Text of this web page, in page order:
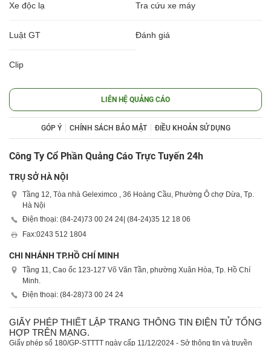
Xe độc lạ Tra cứu xe máy
Luật GT Đánh giá
Clip
LIÊN HỆ QUẢNG CÁO
GÓP Ý CHÍNH SÁCH BẢO MẬT ĐIỀU KHOẢN SỬ DỤNG
Công Ty Cổ Phần Quảng Cáo Trực Tuyến 24h
TRỤ SỞ HÀ NỘI
Tầng 12, Tòa nhà Geleximco , 36 Hoàng Cầu, Phường Ô chợ Dừa, Tp.
Hà Nội
Điện thoại: (84-24)73 00 24 24 | (84-24)35 12 18 06
Fax:0243 512 1804
CHI NHÁNH TP.HỒ CHÍ MINH
Tầng 11, Cao ốc 123-127 Võ Văn Tần, phường Xuân Hòa, Tp. Hồ Chí
Minh.
Điện thoại: (84-28)73 00 24 24
GIẤY PHÉP THIẾT LẬP TRANG THÔNG TIN ĐIỆN TỬ TỔNG
HỢP TRÊN MẠNG.
Giấy phép số 180/GP-STTTT ngày cấp 11/12/2024 - Sở thông tin và truyền